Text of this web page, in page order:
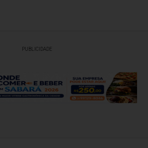
PUBLICIDADE